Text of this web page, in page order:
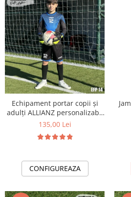
Echipament portar copii și
adulți ALLIANZ personalizabil
EFP14
135,00 Lei
CONFIGUREAZA